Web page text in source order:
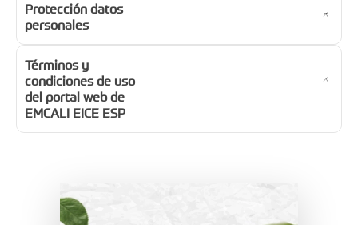
Protección datos
personales
Términos y
condiciones de uso
del portal web de
EMCALI EICE ESP